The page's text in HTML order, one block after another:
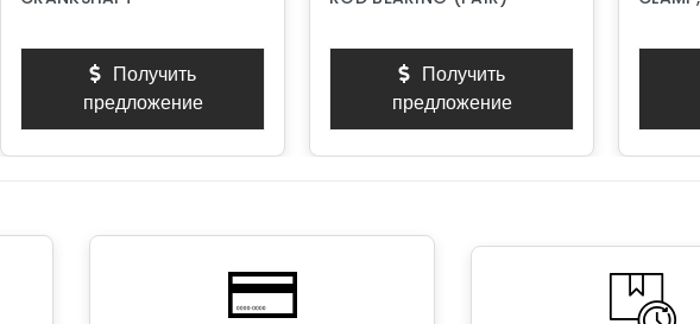
Получить
предложение
Получить
предложение